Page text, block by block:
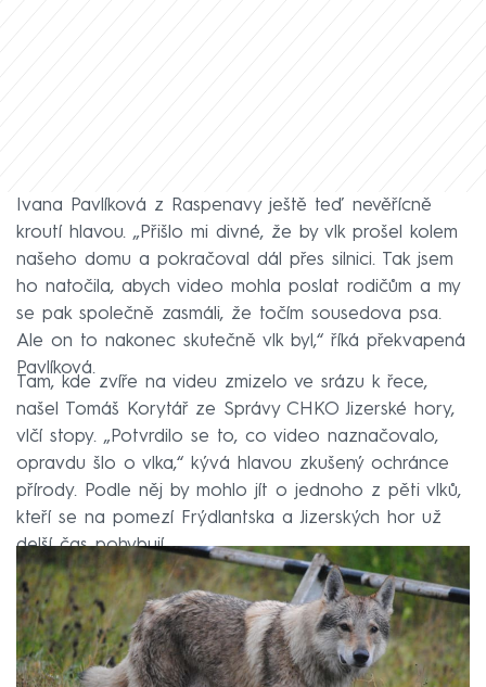
Ivana Pavlíková z Raspenavy ještě teď nevěřícně
kroutí hlavou. „Přišlo mi divné, že by vlk prošel kolem
našeho domu a pokračoval dál přes silnici. Tak jsem
ho natočila, abych video mohla poslat rodičům a my
se pak společně zasmáli, že točím sousedova psa.
Ale on to nakonec skutečně vlk byl,“ říká překvapená
Pavlíková.
Tam, kde zvíře na videu zmizelo ve srázu k řece,
našel Tomáš Korytář ze Správy CHKO Jizerské hory,
vlčí stopy. „Potvrdilo se to, co video naznačovalo,
opravdu šlo o vlka,“ kývá hlavou zkušený ochránce
přírody. Podle něj by mohlo jít o jednoho z pěti vlků,
kteří se na pomezí Frýdlantska a Jizerských hor už
delší čas pohybují.